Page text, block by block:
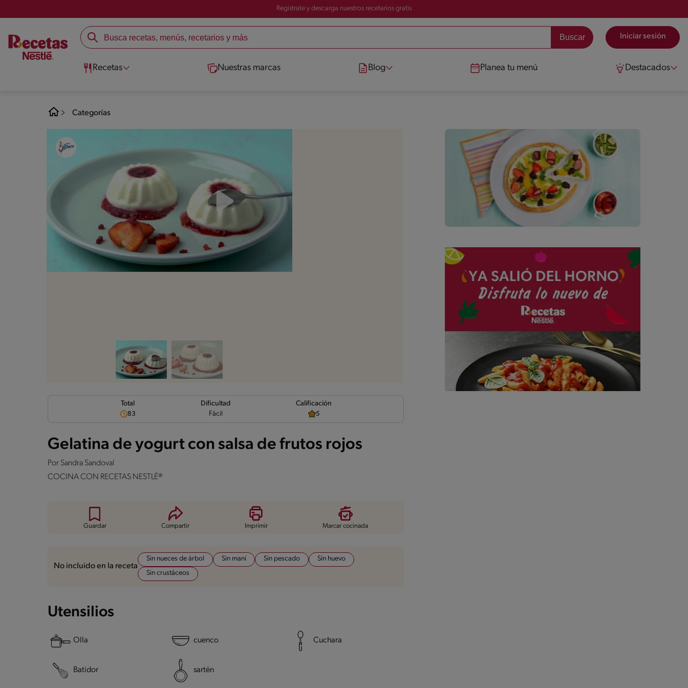
Registrate y descarga nuestros recetarios gratis
Iniciar sesión
Recetas Nuestras marcas Blog Planea tu menú Destacados
Categorías
Total
83
Dificultad
Fácil
Calificación
5
Gelatina de yogurt con salsa de frutos rojos
Por Sandra Sandoval
COCINA CON RECETAS NESTLÉ®
Guardar Compartir Imprimir Marcar cocinada
No incluido en la receta
Sin nueces de árbol Sin maní Sin pescado
Sin huevo
Sin crustáceos
Utensilios
Olla cuenco Cuchara
Batidor sartén